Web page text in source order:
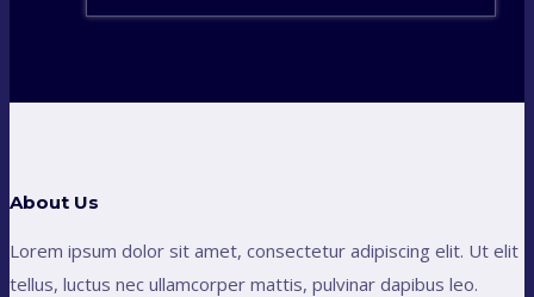
About Us
Lorem ipsum dolor sit amet, consectetur adipiscing elit. Ut elit
tellus, luctus nec ullamcorper mattis, pulvinar dapibus leo.